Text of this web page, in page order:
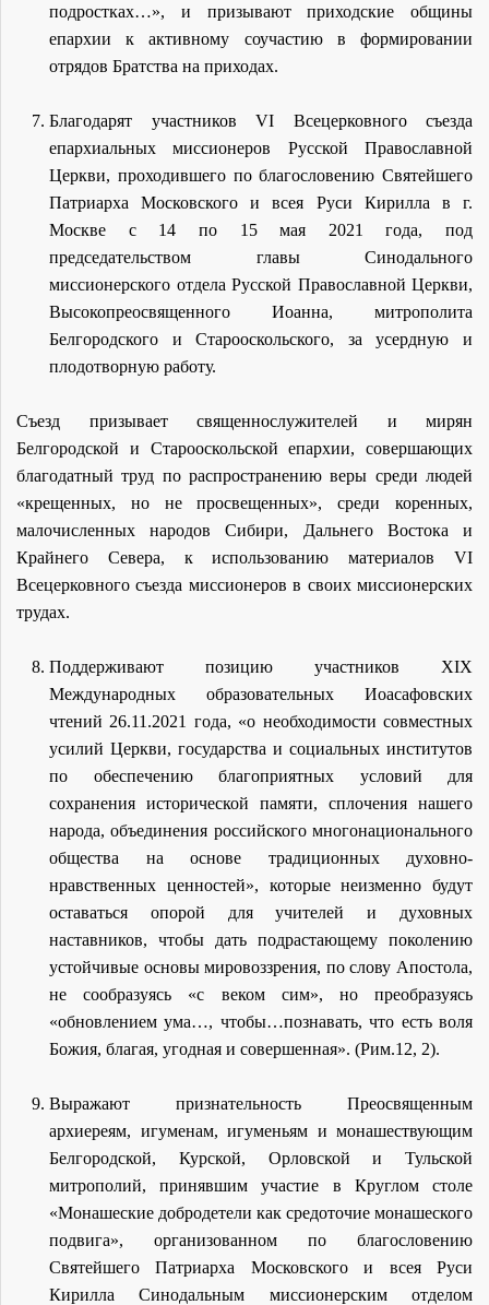
подростках…», и призывают приходские общины
епархии к активному соучастию в формировании
отрядов Братства на приходах.
Благодарят участников VI Всецерковного съезда
епархиальных миссионеров Русской Православной
Церкви, проходившего по благословению Святейшего
Патриарха Московского и всея Руси Кирилла в г.
Москве с 14 по 15 мая 2021 года, под
председательством главы Синодального
миссионерского отдела Русской Православной Церкви,
Высокопреосвященного Иоанна, митрополита
Белгородского и Старооскольского, за усердную и
плодотворную работу.
Съезд призывает священнослужителей и мирян
Белгородской и Старооскольской епархии, совершающих
благодатный труд по распространению веры среди людей
«крещенных, но не просвещенных», среди коренных,
малочисленных народов Сибири, Дальнего Востока и
Крайнего Севера, к использованию материалов VI
Всецерковного съезда миссионеров в своих миссионерских
трудах.
Поддерживают позицию участников XIX
Международных образовательных Иоасафовских
чтений 26.11.2021 года, «о необходимости совместных
усилий Церкви, государства и социальных институтов
по обеспечению благоприятных условий для
сохранения исторической памяти, сплочения нашего
народа, объединения российского многонационального
общества на основе традиционных духовно-
нравственных ценностей», которые неизменно будут
оставаться опорой для учителей и духовных
наставников, чтобы дать подрастающему поколению
устойчивые основы мировоззрения, по слову Апостола,
не сообразуясь «с веком сим», но преобразуясь
«обновлением ума…, чтобы…познавать, что есть воля
Божия, благая, угодная и совершенная». (Рим.12, 2).
Выражают признательность Преосвященным
архиереям, игуменам, игуменьям и монашествующим
Белгородской, Курской, Орловской и Тульской
митрополий, принявшим участие в Круглом столе
«Монашеские добродетели как средоточие монашеского
подвига», организованном по благословению
Святейшего Патриарха Московского и всея Руси
Кирилла Синодальным миссионерским отделом